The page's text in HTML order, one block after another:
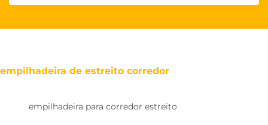
empilhadeira de estreito corredor
empilhadeira para corredor estreito